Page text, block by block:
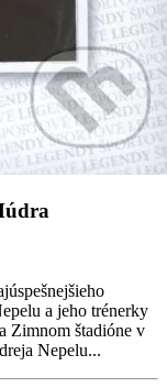
a jeho trénerky
Zimnom štadióne v
Nepelu...